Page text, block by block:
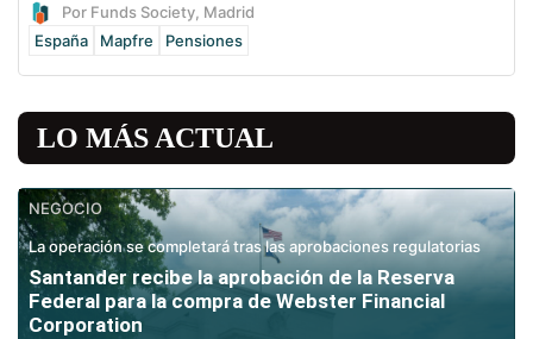
Por Funds Society, Madrid
España
Mapfre Pensiones
LO MÁS ACTUAL
NEGOCIO
La operación se completará tras las aprobaciones regulatorias
Santander recibe la aprobación de la Reserva
Federal para la compra de Webster Financial
Corporation